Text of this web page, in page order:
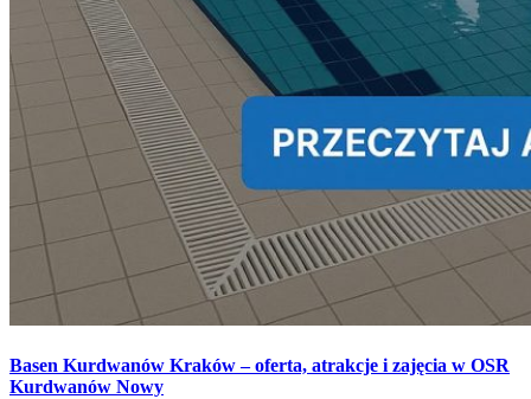
Basen Kurdwanów Kraków – oferta, atrakcje i zajęcia w OSR
Kurdwanów Nowy